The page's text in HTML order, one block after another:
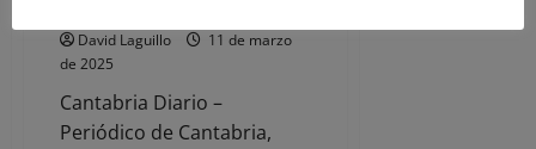
David Laguillo
11 de marzo
de 2025
Cantabria Diario –
Periódico de Cantabria,